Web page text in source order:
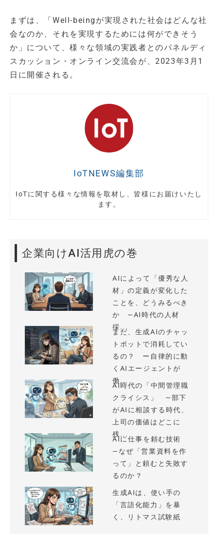
まずは、「Well-beingが実現された社会はどんな社
会なのか、それを実現するためには何ができそう
か」について、様々な領域の実践者とのパネルディ
スカッション・オンライン交流会が、2023年3月1
日に開催される。
IoTNEWS編集部
IoTに関する様々な情報を取材し、皆様にお届けいたし
ます。
企業向けAI活用虎の巻
AIによって「優秀な人
材」の定義が変化した
ことを、どうみるべき
か —AI時代の人材
採...
まだ、生成AIのチャッ
トボットで消耗してい
るの？ ー自律的に動
くAIエージェントが
働...
AI時代の「中間管理職
クライシス」 —部下
がAIに相談する時代、
上司の価値はどこに
残...
AIに仕事を頼む技術
—なぜ「営業資料を作
って」と頼むと失敗す
るのか？
生成AIは、使い手の
「言語化能力」を暴
く、リトマス試験紙